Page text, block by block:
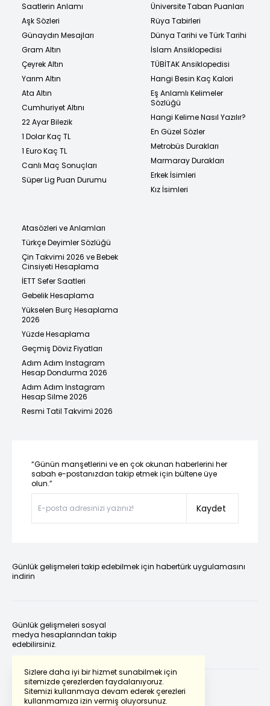
Sizlere daha iyi bir hizmet sunabilmek için
sitemizde çerezlerden faydalanıyoruz.
Sitemizi kullanmaya devam ederek çerezleri
kullanmamıza izin vermiş oluyorsunuz.
Saatlerin Anlamı
Aşk Sözleri
Günaydın Mesajları
Gram Altın
Çeyrek Altın
Yarım Altın
Ata Altın
Cumhuriyet Altını
22 Ayar Bilezik
1 Dolar Kaç TL
1 Euro Kaç TL
Canlı Maç Sonuçları
Süper Lig Puan Durumu
Üniversite Taban Puanları
Rüya Tabirleri
Dünya Tarihi ve Türk Tarihi
İslam Ansiklopedisi
TÜBİTAK Ansiklopedisi
Hangi Besin Kaç Kalori
Eş Anlamlı Kelimeler
Sözlüğü
Hangi Kelime Nasıl Yazılır?
En Güzel Sözler
Metrobüs Durakları
Marmaray Durakları
Erkek İsimleri
Kız İsimleri
Atasözleri ve Anlamları
Türkçe Deyimler Sözlüğü
Çin Takvimi 2026 ve Bebek
Cinsiyeti Hesaplama
İETT Sefer Saatleri
Gebelik Hesaplama
Yükselen Burç Hesaplama
2026
Yüzde Hesaplama
Geçmiş Döviz Fiyatları
Adım Adım Instagram
Hesap Dondurma 2026
Adım Adım Instagram
Hesap Silme 2026
Resmi Tatil Takvimi 2026
“Günün manşetlerini ve en çok okunan haberlerini her
sabah e-postanızdan takip etmek için bültene üye
olun.”
Kaydet
Günlük gelişmeleri takip edebilmek için habertürk uygulamasını
indirin
Günlük gelişmeleri sosyal
medya hesaplarından takip
edebilirsiniz.